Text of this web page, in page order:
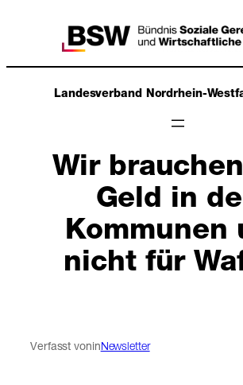
Landesverband Nordrhein-
Wir
Geld in
Kommunen
nicht für
Verfasst voninNewsletter